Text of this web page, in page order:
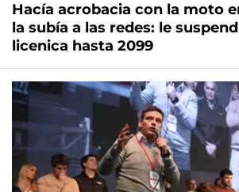
Hacía acrobacia con la moto
la subía a las redes: le
licenica hasta 2099